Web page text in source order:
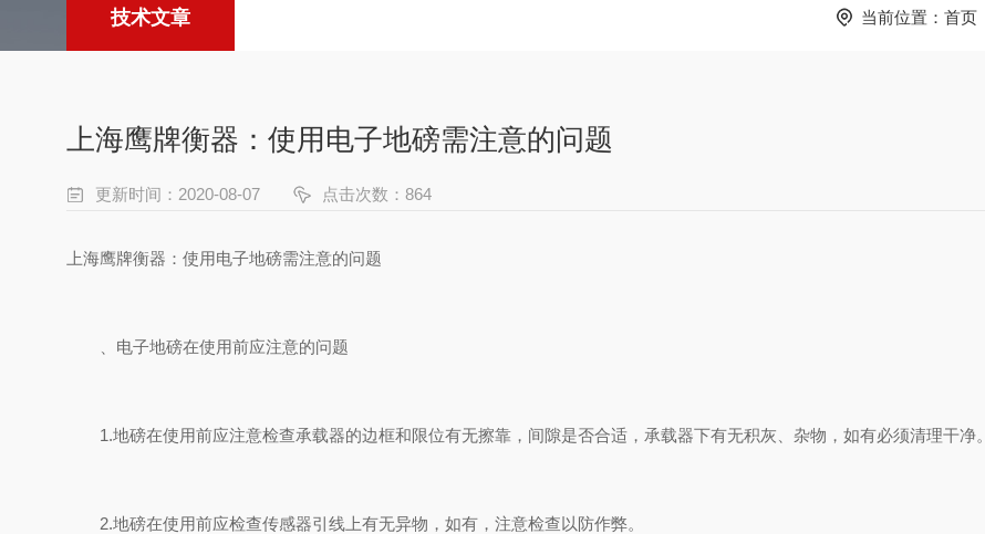
技术文章 当前位置： 首页
上海鹰牌衡器：使用电子地磅需注意的问题
更新时间：2020-08-07 点击次数：864
上海鹰牌衡器： 使用电子地磅需注意的问题
、电子地磅在使用前应注意的问题
1.地磅在使用前应注意检查承载器的边框和限位有无擦靠，间隙是否合适，承载器下有无积灰、杂物，如有必须清理干净。
2.地磅在使用前应检查传感器引线上有无异物，如有，注意检查以防作弊。